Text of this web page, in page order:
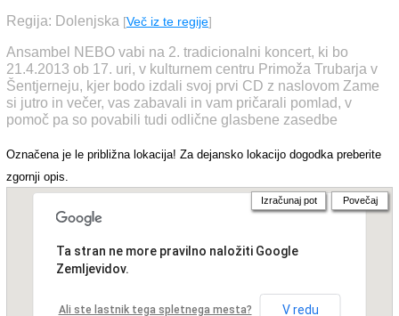
Regija: Dolenjska [Več iz te regije]
Ansambel NEBO vabi na 2. tradicionalni koncert, ki bo
21.4.2013 ob 17. uri, v kulturnem centru Primoža Trubarja v
Šentjerneju, kjer bodo izdali svoj prvi CD z naslovom Zame
si jutro in večer, vas zabavali in vam pričarali pomlad, v
pomoč pa so povabili tudi odlične glasbene zasedbe
Označena je le približna lokacija! Za dejansko lokacijo dogodka preberite
zgornji opis.
Ta stran ne more pravilno naložiti Google
Zemljevidov.
Ali ste lastnik tega spletnega mesta? V redu
Izračunaj pot Povečaj